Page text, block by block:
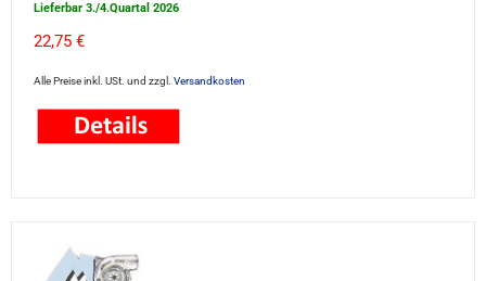
Lieferbar 3./4.Quartal 2026
22,75 €
Alle Preise inkl. USt. und zzgl. Versandkosten